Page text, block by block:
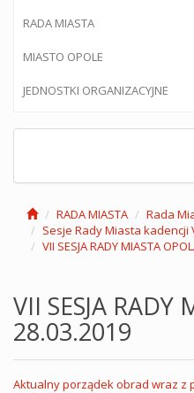
RADA MIASTA
MIASTO OPOLE
JEDNOSTKI ORGANIZACYJNE
RADA MIASTA Rada
Sesje Rady Miasta kadencji
VII SESJA RADY MIASTA
VII SESJA RADY
28.03.2019
Aktualny porządek obrad wraz z